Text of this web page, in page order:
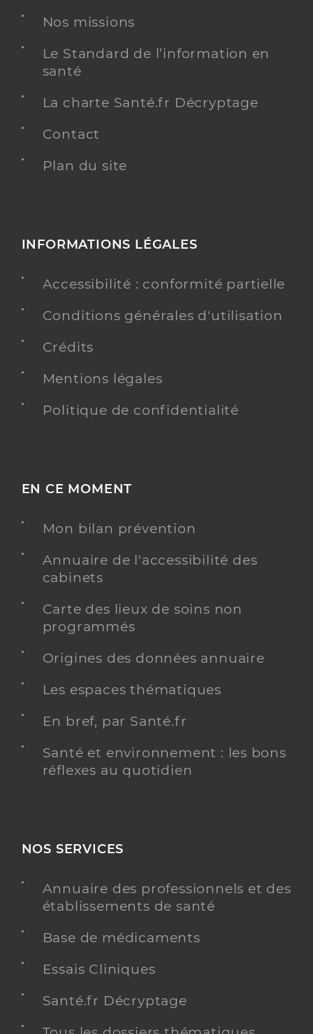
Nos missions
Le Standard de l’information en
santé
La charte Santé.fr Décryptage
Contact
Plan du site
INFORMATIONS LÉGALES
Accessibilité : conformité partielle
Conditions générales d'utilisation
Crédits
Mentions légales
Politique de confidentialité
EN CE MOMENT
Mon bilan prévention
Annuaire de l'accessibilité des
cabinets
Carte des lieux de soins non
programmés
Origines des données annuaire
Les espaces thématiques
En bref, par Santé.fr
Santé et environnement : les bons
réflexes au quotidien
NOS SERVICES
Annuaire des professionnels et des
établissements de santé
Base de médicaments
Essais Cliniques
Santé.fr Décryptage